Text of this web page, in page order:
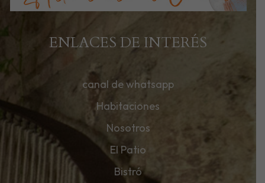
ENLACES DE INTERÉS
canal de whatsapp
Habitaciones
Nosotros
El Patio
Bistró